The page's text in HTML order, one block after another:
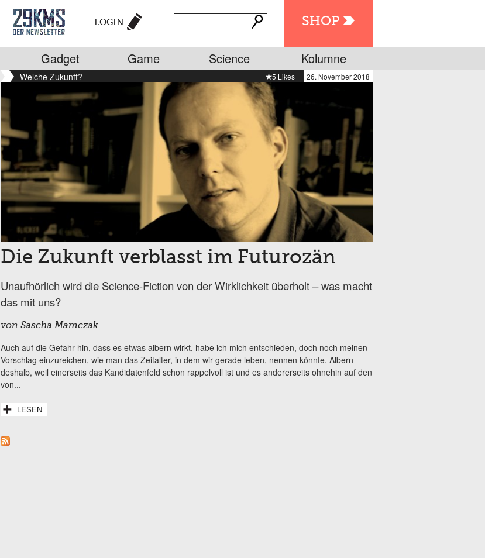
SHOP
LOGIN
Gadget Game Science Kolumne
Welche Zukunft? 26. November 2018
5 Likes
Die Zukunft verblasst im Futurozän
Unaufhörlich wird die Science-Fiction von der Wirklichkeit überholt – was macht
das mit uns?
von Sascha Mamczak
Auch auf die Gefahr hin, dass es etwas albern wirkt, habe ich mich entschieden, doch noch meinen
Vorschlag einzureichen, wie man das Zeitalter, in dem wir gerade leben, nennen könnte. Albern
deshalb, weil einerseits das Kandidatenfeld schon rappelvoll ist und es andererseits ohnehin auf den
von...
LESEN